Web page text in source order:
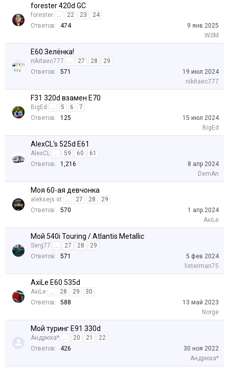
forester 420d GC
forester ... 22 23
24
Ответов:
474
9 янв 2025
WSM
Е60 Зелёнка!
nikitaec777 ... 27 28
29
Ответов:
571
19 июл 2024
nikitaec777
F31 320d взамен E70
BigEd ... 5 6
7
Ответов:
125
15 июл 2024
BigEd
AlexCL's 525d E61
AlexCL ... 59 60
61
Ответов:
1,216
8 апр 2024
DemAn
Моя 60-ая девчoнка
aleksejs st ... 27 28
29
Ответов:
570
1 апр 2024
AxiLe
Мой 540i Touring / Atlantis Metallic
Serg77 ... 27 28
29
Ответов:
571
5 фев 2024
listerman75
AxiLe E60 535d
AxiLe ... 28 29
30
Ответов:
588
13 май 2023
Norge
Мой туринг E91 330d
Андрюха* ... 20 21
22
Ответов:
426
30 ноя 2022
Андрюха*